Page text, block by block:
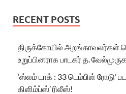
RECENT POSTS
திருக்கோயில் அறங்காவலர்கள்
உறுப்பினராக பாடகர் த.
‘ஸ்லம் டாக் : 33 டெம்பிள் ரோடு’
கிளிம்ப்ஸ்’ ரிலீஸ்!